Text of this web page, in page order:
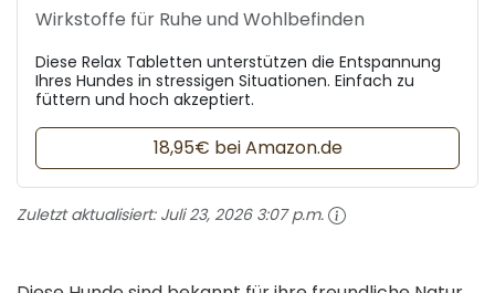
Wirkstoffe für Ruhe und Wohlbefinden
Diese Relax Tabletten unterstützen die Entspannung
Ihres Hundes in stressigen Situationen. Einfach zu
füttern und hoch akzeptiert.
18,95€ bei Amazon.de
Zuletzt aktualisiert: Juli 23, 2026 3:07 p.m.